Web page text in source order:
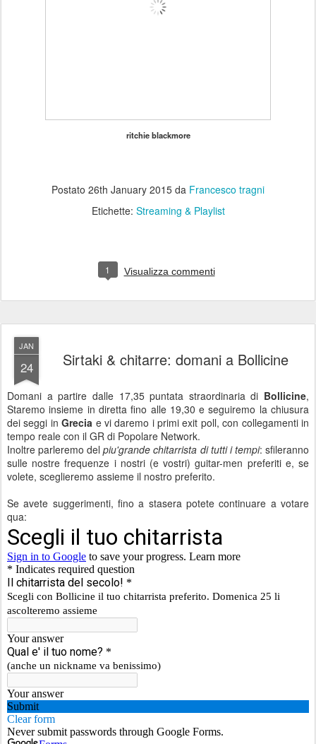
ritchie blackmore
Postato 26th January 2015 da Francesco tragni
Etichette: Streaming & Playlist
1 Visualizza commenti
JAN
24 Sirtaki & chitarre: domani a Bollicine
Domani a partire dalle 17,35 puntata straordinaria di Bollicine,
Staremo insieme in diretta fino alle 19,30 e seguiremo la chiusura
dei seggi inGrecia e vi daremo i primi exit poll, con collegamenti in
tempo reale con il GR di Popolare Network.
Inoltre parleremo delpiu'grande chitarrista di tutti i tempi: sfileranno
sulle nostre frequenze i nostri (e vostri) guitar-men preferiti e, se
volete, sceglieremo assieme il nostro preferito.
Se avete suggerimenti, fino a stasera potete continuare a votare
qua: